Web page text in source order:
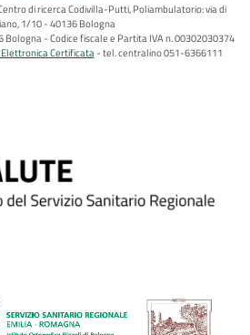
di ricerca Codivilla-Putti, Poliambulatorio: via di
1/10 - 40136 Bologna
Bologna - Codice fiscale e Partita IVA n. 00302030374
Certificata tel. centralino 051-6366111